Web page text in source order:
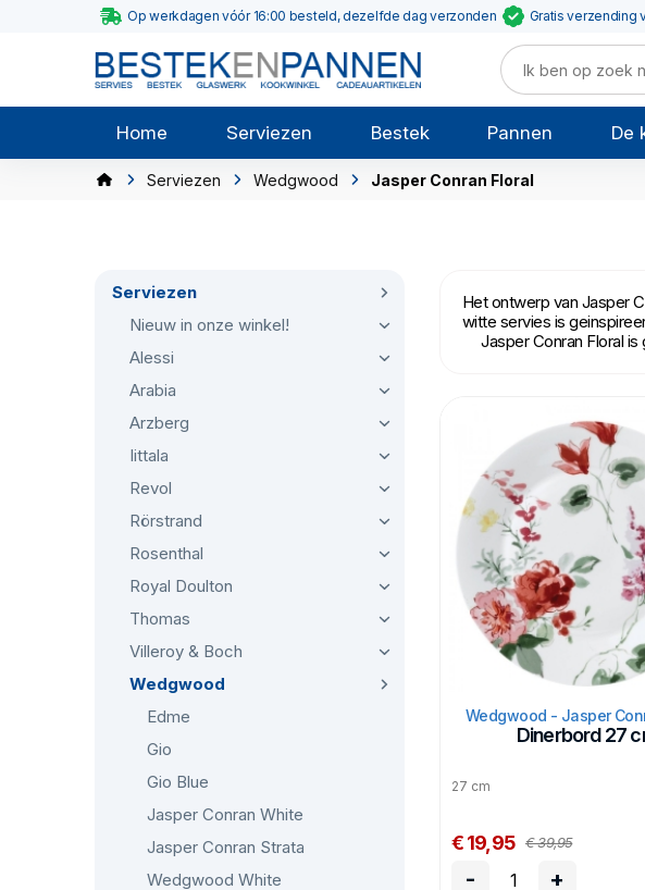
Op werkdagen vóór 16:00 besteld, dezelfde dag verzonden Gratis verzending
Home Serviezen Bestek Pannen De
Serviezen Wedgwood Jasper Conran Floral
Serviezen
Nieuw in onze winkel!
Alessi
Arabia
Arzberg
Iittala
Revol
Rörstrand
Rosenthal
Royal Doulton
Thomas
Villeroy & Boch
Wedgwood
Edme
Gio
Gio Blue
Jasper Conran White
Jasper Conran Strata
Wedgwood White
Het ontwerp van Jasper
witte servies is
Jasper Conran Floral is
Wedgwood - Jasper
Dinerbord 27
27 cm
€ 19,95 € 39,95
- +